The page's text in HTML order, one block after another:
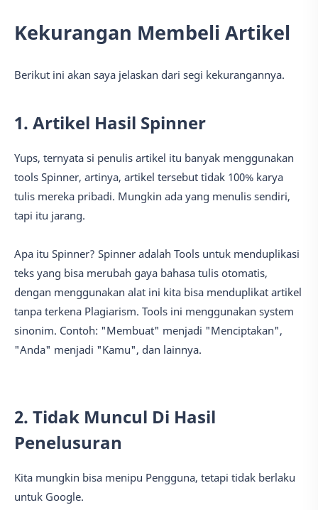
Kekurangan Membeli Artikel
Berikut ini akan saya jelaskan dari segi kekurangannya.
1. Artikel Hasil Spinner
Yups, ternyata si penulis artikel itu banyak menggunakan
tools Spinner, artinya, artikel tersebut tidak 100% karya
tulis mereka pribadi. Mungkin ada yang menulis sendiri,
tapi itu jarang.
Apa itu Spinner? Spinner adalah Tools untuk menduplikasi
teks yang bisa merubah gaya bahasa tulis otomatis,
dengan menggunakan alat ini kita bisa menduplikat artikel
tanpa terkena Plagiarism. Tools ini menggunakan system
sinonim. Contoh: "Membuat" menjadi "Menciptakan",
"Anda" menjadi "Kamu", dan lainnya.
2. Tidak Muncul Di Hasil
Penelusuran
Kita mungkin bisa menipu Pengguna, tetapi tidak berlaku
untuk Google.